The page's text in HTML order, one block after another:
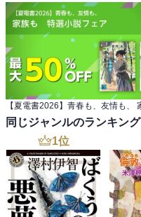
同じジャンルのランキング
1位